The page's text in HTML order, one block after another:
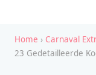
Home › Carnaval
23 Gedetailleerde